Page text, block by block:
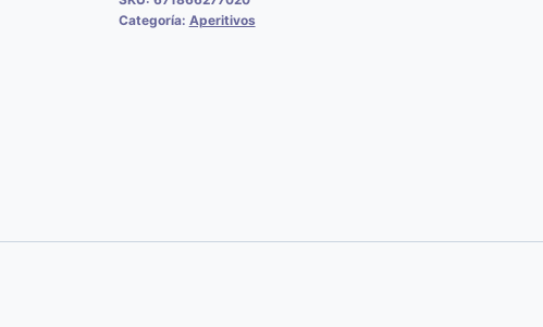
Categoría: Aperitivos